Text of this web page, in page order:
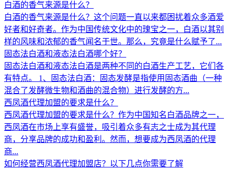
白酒的香气来源是什么？
白酒的香气来源是什么？这个问题一直以来都困扰着众多酒爱
好者和好奇者。作为中国传统文化中的瑰宝之一，白酒以其别
样的风味和浓郁的香气闻名于世。那么，究竟是什么赋予了...
固态法白酒和液态法白酒哪个好？
固态法白酒和液态法白酒是两种不同的白酒生产工艺，它们各
有特点。 1、固态法白酒：固态发酵是指使用固态酒曲（一种
混合了发酵微生物和酒曲的混合物）进行发酵的方...
西凤酒代理加盟的要求是什么？
西凤酒代理加盟的要求是什么？作为中国知名白酒品牌之一，
西凤酒在市场上享有盛誉，吸引着众多有志之士成为其代理
商，分享品牌的成功和盈利。然而，想要成为西凤酒的代理
商...
如何经营西凤酒代理加盟店？以下几点你需要了解